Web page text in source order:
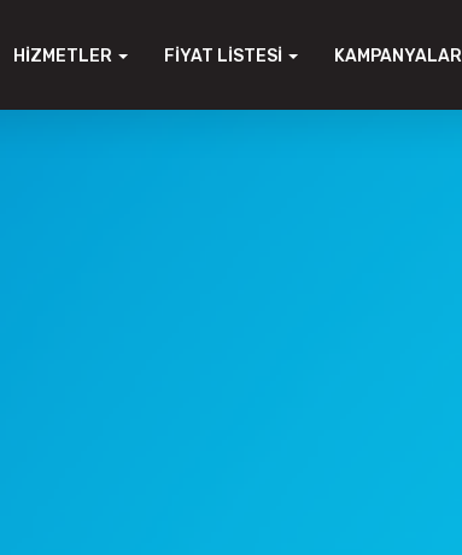
HIZMETLER FIYAT LISTESI KAMPANYALAR